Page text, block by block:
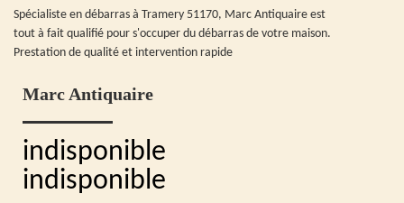
Spécialiste en débarras à Tramery 51170, Marc Antiquaire est
tout à fait qualifié pour s'occuper du débarras de votre maison.
Prestation de qualité et intervention rapide
Marc Antiquaire
indisponible
indisponible